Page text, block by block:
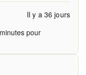
Il y a 36 jours
pour